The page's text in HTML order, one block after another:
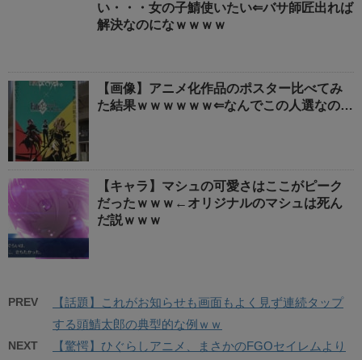
い・・・女の子鯖使いたい⇐バサ師匠出れば
解決なのになｗｗｗｗ
【画像】アニメ化作品のポスター比べてみ
た結果ｗｗｗｗｗｗ⇐なんでこの人選なの…
【キャラ】マシュの可愛さはここがピーク
だったｗｗｗ←オリジナルのマシュは死ん
だ説ｗｗｗ
PREV
【話題】これがお知らせも画面もよく見ず連続タップ
する頭鯖太郎の典型的な例ｗｗ
NEXT
【驚愕】ひぐらしアニメ、まさかのFGOセイレムより